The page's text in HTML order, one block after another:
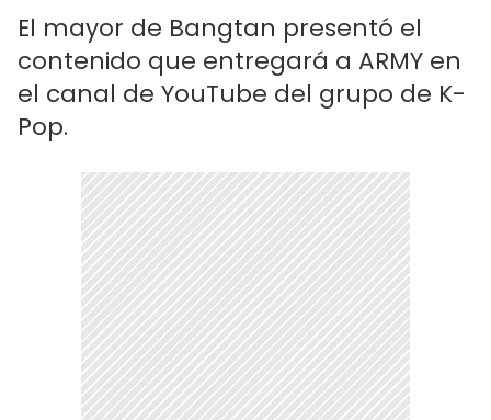
El mayor de Bangtan presentó el
contenido que entregará a ARMY en
el canal de YouTube del grupo de K-
Pop.